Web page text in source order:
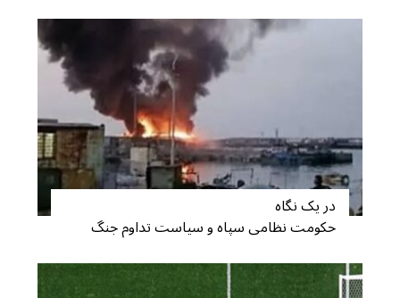
در یک نگاه
حکومت نظامی سپاه و سیاست تداوم جنگ